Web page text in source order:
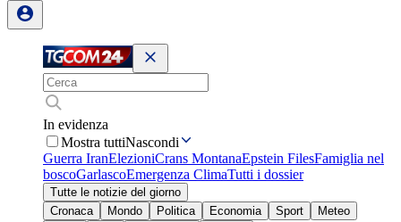
In evidenza
Mostra tuttiNascondi
Guerra IranElezioniCrans MontanaEpstein FilesFamiglia nel
boscoGarlascoEmergenza ClimaTutti i dossier
Tutte le notizie del giorno
Cronaca
Mondo Politica Economia Sport
Meteo